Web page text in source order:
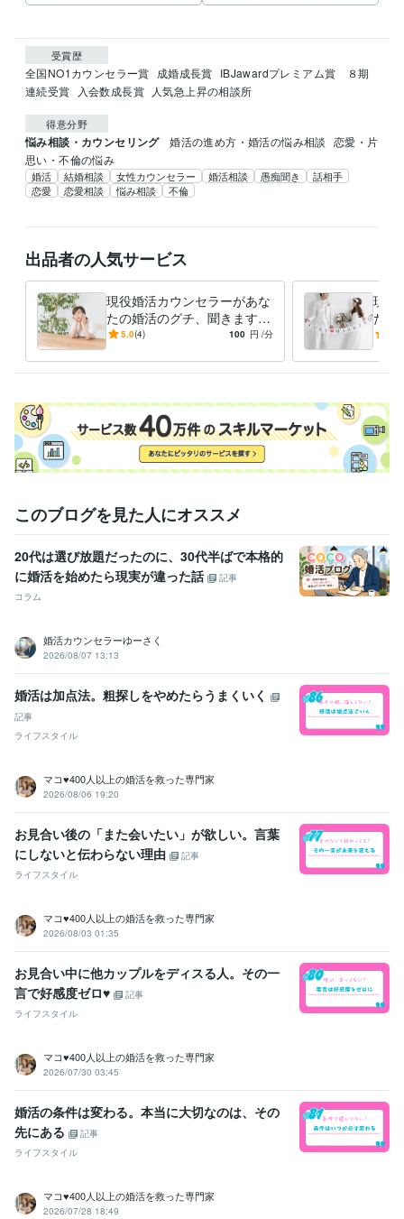
受賞歴
全国NO1カウンセラー賞 成婚成長賞 IBJawardプレミアム賞　８期
連続受賞
入会数成長賞 人気急上昇の相談所
得意分野
悩み相談・カウンセリング 婚活の進め方・婚活の悩み相談 恋愛・片
思い・不倫の悩み
婚活 結婚相談 女性カウンセラー 婚活相談 愚痴聞き
話相手
恋愛
恋愛相談 悩み相談 不倫
出品者の人気サービス
現役婚活カウンセラーがあな
たの婚活のグチ、聞きます
婚活が上手く行かない、アド
い方
5.0(4) 100 円 /分
現役
たの
ベテ
このブログを見た人にオススメ
20代は選び放題だったのに、30代半ばで本格的
に婚活を始めたら現実が違った話
記事
コラム
婚活カウンセラーゆーさく
2026/08/07 13:13
婚活は加点法。粗探しをやめたらうまくいく
記事
ライフスタイル
マコ♥️400人以上の婚活を救った専門家
2026/08/06 19:20
お見合い後の「また会いたい」が欲しい。言葉
にしないと伝わらない理由
記事
ライフスタイル
マコ♥️400人以上の婚活を救った専門家
2026/08/03 01:35
お見合い中に他カップルをディスる人。その一
言で好感度ゼロ♥️
記事
ライフスタイル
マコ♥️400人以上の婚活を救った専門家
2026/07/30 03:45
婚活の条件は変わる。本当に大切なのは、その
先にある
記事
ライフスタイル
マコ♥️400人以上の婚活を救った専門家
2026/07/28 18:49